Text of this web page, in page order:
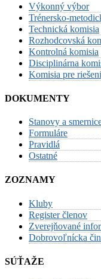
Výkonný výbor
Trénersko-
Technická komisia
Rozhodcovská
Kontrolná komisia
Disciplinárna
Komisia pre
DOKUMENTY
Stanovy a
Formuláre
Pravidlá
Ostatné
ZOZNAMY
Kluby
Register členov
Zverejňované
Dobrovoľnícka
SÚŤAŽE